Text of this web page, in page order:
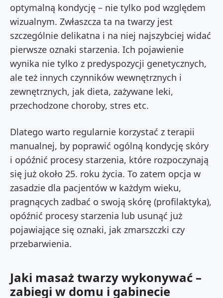
optymalną kondycję – nie tylko pod względem
wizualnym. Zwłaszcza ta na twarzy jest
szczególnie delikatna i na niej najszybciej widać
pierwsze oznaki starzenia. Ich pojawienie
wynika nie tylko z predyspozycji genetycznych,
ale też innych czynników wewnętrznych i
zewnętrznych, jak dieta, zażywane leki,
przechodzone choroby, stres etc.
Dlatego warto regularnie korzystać z terapii
manualnej, by poprawić ogólną kondycję skóry
i opóźnić procesy starzenia, które rozpoczynają
się już około 25. roku życia. To zatem opcja w
zasadzie dla pacjentów w każdym wieku,
pragnących zadbać o swoją skórę (profilaktyka),
opóźnić procesy starzenia lub usunąć już
pojawiające się oznaki, jak zmarszczki czy
przebarwienia.
Jaki masaż twarzy wykonywać –
zabiegi w domu i gabinecie